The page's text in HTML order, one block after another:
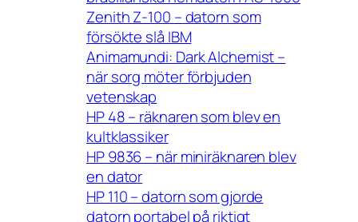
Zenith Z-100 – datorn som
försökte slå IBM
Animamundi: Dark Alchemist –
när sorg möter förbjuden
vetenskap
HP 48 – räknaren som blev en
kultklassiker
HP 9836 – när miniräknaren blev
en dator
HP 110 – datorn som gjorde
datorn portabel på riktigt